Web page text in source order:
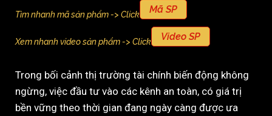
Tìm nhanh mã sản phẩm -> Click Mã SP
Xem nhanh video sản phẩm -> Click Video SP
Trong bối cảnh thị trường tài chính biến động không
ngừng, việc đầu tư vào các kênh an toàn, có giá trị
bền vững theo thời gian đang ngày càng được ưa